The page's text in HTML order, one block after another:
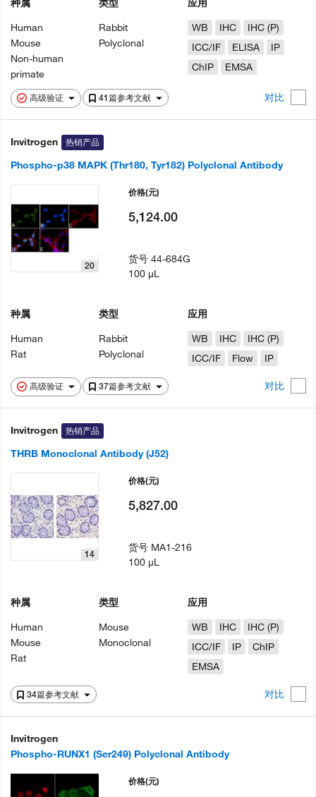
高级验证 41篇参考文献 对比
种属
Human
Mouse
Non-human
primate
类型
Rabbit
Polyclonal
应用
WB
IHC
IHC (P)
ICC/IF
ELISA
IP
ChIP
EMSA
Invitrogen 热销产品
Phospho-p38 MAPK (Thr180, Tyr182) Polyclonal Antibody
高级验证 37篇参考文献 对比
20
种属
Human
Rat
类型
Rabbit
Polyclonal
应用
WB
IHC
IHC (P)
ICC/IF
Flow IP
价格(元)
5,124.00
货号44-684G
100 µL
Invitrogen 热销产品
THRB Monoclonal Antibody (J52)
34篇参考文献 对比
14
种属
Human
Mouse
Rat
类型
Mouse
Monoclonal
应用
WB
IHC
IHC (P)
ICC/IF
IP
ChIP
EMSA
价格(元)
5,827.00
货号 MA1-216
100 µL
Invitrogen
Phospho-RUNX1 (Ser249) Polyclonal Antibody
价格(元)